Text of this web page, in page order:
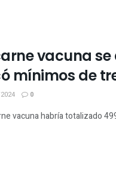
vacuna se
mínimos de
0
vacuna habría totalizado